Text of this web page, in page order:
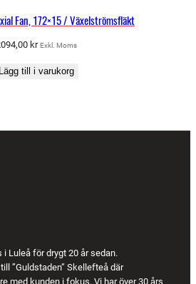
Fan, 172×15 / Växelströmsfläkt
kr Exkl. Moms
Lägg till i varukorg
Luleå för drygt 20 år sedan.
”Guldstaden” Skellefteå där
med kunden i fokus. Vi har över 30 års